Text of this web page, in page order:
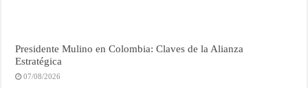
Presidente Mulino en Colombia: Claves de la Alianza
Estratégica
07/08/2026